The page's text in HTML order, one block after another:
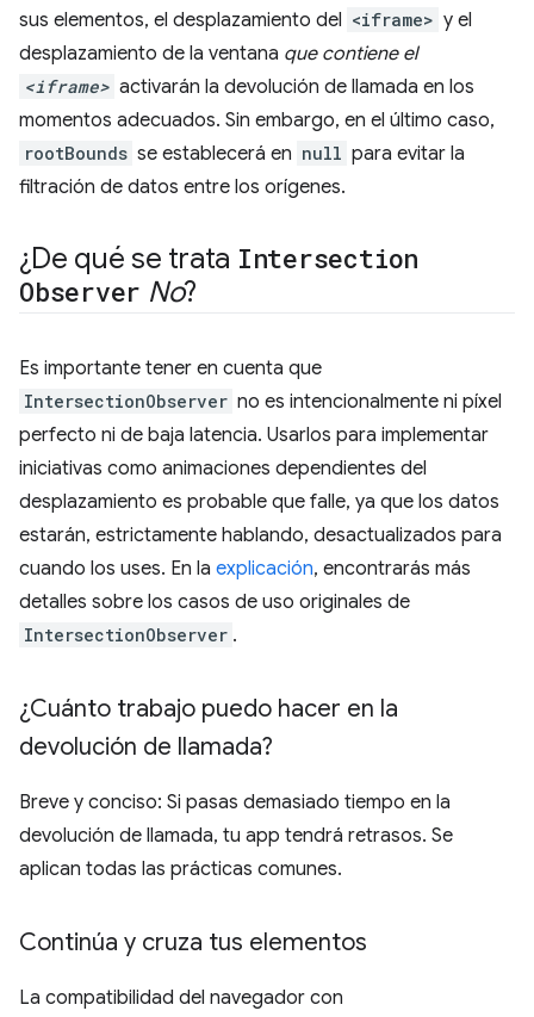
sus elementos, el desplazamiento del <iframe> y el
desplazamiento de la ventana que contiene el
<iframe> activarán la devolución de llamada en los
momentos adecuados. Sin embargo, en el último caso,
rootBounds se establecerá en null para evitar la
filtración de datos entre los orígenes.
¿De qué se trata Intersection
Observer No?
Es importante tener en cuenta que
IntersectionObserver no es intencionalmente ni píxel
perfecto ni de baja latencia. Usarlos para implementar
iniciativas como animaciones dependientes del
desplazamiento es probable que falle, ya que los datos
estarán, estrictamente hablando, desactualizados para
cuando los uses. En la explicación, encontrarás más
detalles sobre los casos de uso originales de
IntersectionObserver .
¿Cuánto trabajo puedo hacer en la
devolución de llamada?
Breve y conciso: Si pasas demasiado tiempo en la
devolución de llamada, tu app tendrá retrasos. Se
aplican todas las prácticas comunes.
Continúa y cruza tus elementos
La compatibilidad del navegador con